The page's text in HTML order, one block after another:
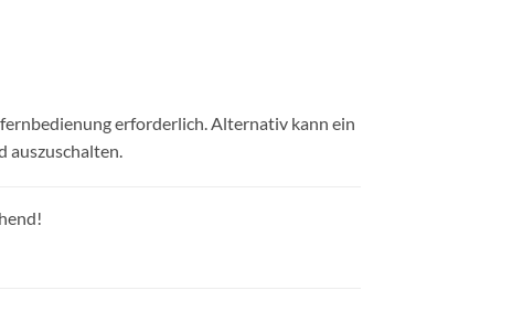
erforderlich. Alternativ kann ein